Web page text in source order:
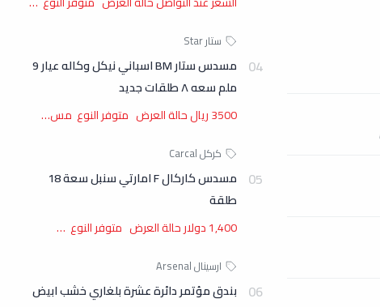
مسدس ستار BM اسباني نيكل وكاله عيار 9
ملم سعه ٨ طلقات جديد
3500 ريال حالة العرض متوفر النوع مس…
مسدس كاركال F امارتي سنبل سعة 18
طلقة
1,400 دولار حالة العرض متوفر النوع …
بندق مؤتمر دائرة عشرة بلغاري خشب ابيض